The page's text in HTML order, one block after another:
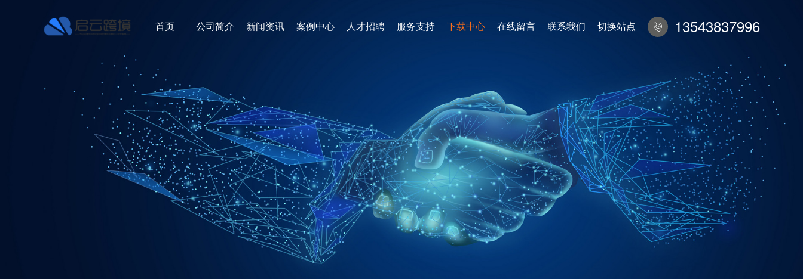
首页 公司简介 新闻资讯 案例中心 人才招聘 服务支持 下载中心 在线留言 联系我们 切换站点  13543837996